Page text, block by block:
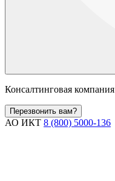
Консалтинговая компания
Перезвонить вам?
АО ИКТ 8 (800) 5000-136